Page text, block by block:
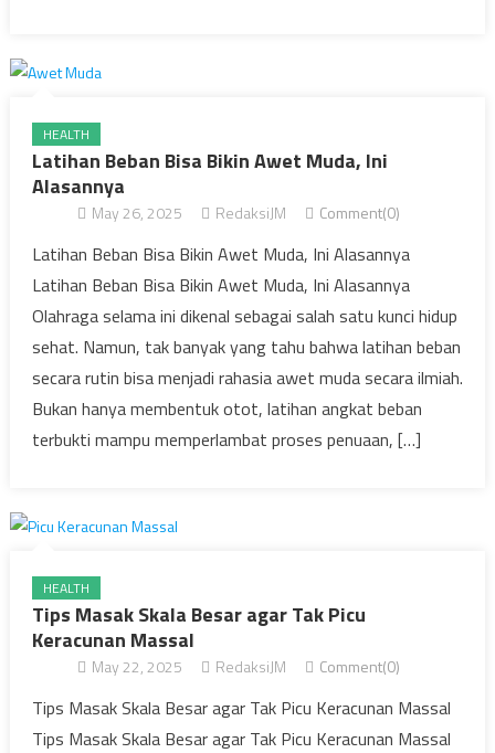
HEALTH
Latihan Beban Bisa Bikin Awet Muda, Ini
Alasannya
May 26, 2025 RedaksiJM Comment(0)
Latihan Beban Bisa Bikin Awet Muda, Ini Alasannya
Latihan Beban Bisa Bikin Awet Muda, Ini Alasannya
Olahraga selama ini dikenal sebagai salah satu kunci hidup
sehat. Namun, tak banyak yang tahu bahwa latihan beban
secara rutin bisa menjadi rahasia awet muda secara ilmiah.
Bukan hanya membentuk otot, latihan angkat beban
terbukti mampu memperlambat proses penuaan, […]
HEALTH
Tips Masak Skala Besar agar Tak Picu
Keracunan Massal
May 22, 2025 RedaksiJM Comment(0)
Tips Masak Skala Besar agar Tak Picu Keracunan Massal
Tips Masak Skala Besar agar Tak Picu Keracunan Massal